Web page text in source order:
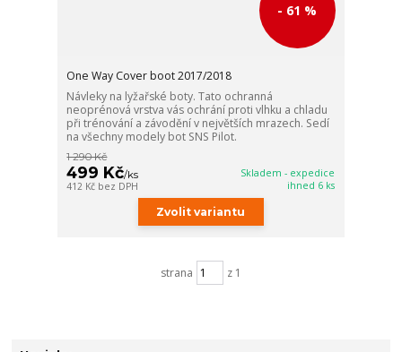
- 61 %
One Way Cover boot 2017/2018
Návleky na lyžařské boty. Tato ochranná
neoprénová vrstva vás ochrání proti vlhku a chladu
při trénování a závodění v největších mrazech. Sedí
na všechny modely bot SNS Pilot.
1 290 Kč
499 Kč/ks
412 Kč bez DPH
Skladem - expedice
ihned 6 ks
Zvolit variantu
strana z 1